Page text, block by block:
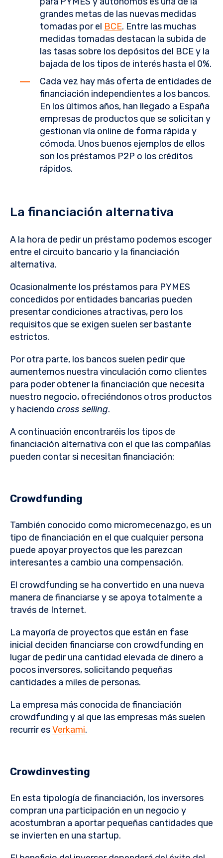
grandes metas de las nuevas medidas
tomadas por el BCE. Entre las muchas
medidas tomadas destacan la subida de
las tasas sobre los depósitos del BCE y la
bajada de los tipos de interés hasta el 0%.
Cada vez hay más oferta de entidades de
financiación independientes a los bancos.
En los últimos años, han llegado a España
empresas de productos que se solicitan y
gestionan vía online de forma rápida y
cómoda. Unos buenos ejemplos de ellos
son los préstamos P2P o los créditos
rápidos.
La financiación alternativa
A la hora de pedir un préstamo podemos escoger
entre el circuito bancario y la financiación
alternativa.
Ocasionalmente los préstamos para PYMES
concedidos por entidades bancarias pueden
presentar condiciones atractivas, pero los
requisitos que se exigen suelen ser bastante
estrictos.
Por otra parte, los bancos suelen pedir que
aumentemos nuestra vinculación como clientes
para poder obtener la financiación que necesita
nuestro negocio, ofreciéndonos otros productos
y haciendo cross selling.
A continuación encontraréis los tipos de
financiación alternativa con el que las compañías
pueden contar si necesitan financiación:
Crowdfunding
También conocido como micromecenazgo, es un
tipo de financiación en el que cualquier persona
puede apoyar proyectos que les parezcan
interesantes a cambio una compensación.
El crowdfunding se ha convertido en una nueva
manera de financiarse y se apoya totalmente a
través de Internet.
La mayoría de proyectos que están en fase
inicial deciden financiarse con crowdfunding en
lugar de pedir una cantidad elevada de dinero a
pocos inversores, solicitando pequeñas
cantidades a miles de personas.
La empresa más conocida de financiación
crowdfunding y al que las empresas más suelen
recurrir esVerkami.
Crowdinvesting
En esta tipología de financiación, los inversores
compran una participación en un negocio y
acostumbran a aportar pequeñas cantidades que
se invierten en una startup.